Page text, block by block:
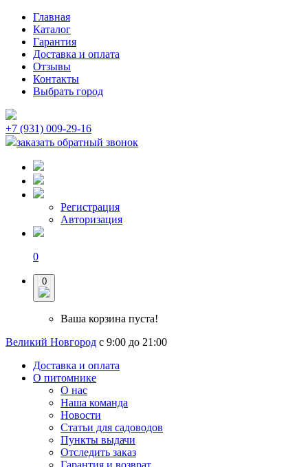
Главная
Каталог
Гарантия
Доставка и оплата
Отзывы
Контакты
Выбрать город
+7 (931) 009-29-16
заказать обратный звонок
Регистрация
Авторизация
0
0
Ваша корзина пуста!
Великий Новгород с 9:00 до 21:00
Доставка и оплата
О питомнике
О нас
Наша команда
Новости
Статьи для садоводов
Пункты выдачи
Отследить заказ
Гарантия и возврат